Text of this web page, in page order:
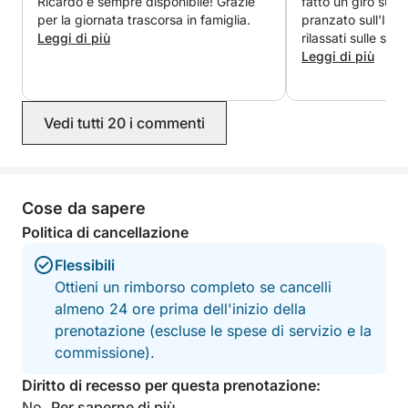
• Passaporto o altro documento ufficiale richiesto al
check-in;
• Cibo e bevande non inclusi nel prezzo;
Non accessibile alle persone in sedia a rotelle;
essere annullata in caso di maltempo;
DIVERTITI CON MAR-RENT
per la giornata trascorsa in famiglia.
Leggi di più
pranzato
rilassati sulle
abbiamo
Leggi di più
Vedi tutti 20 i commenti
Cose da sapere
Politica di cancellazione
Flessibili
Ottieni un rimborso completo se cancelli
almeno 24 ore prima dell'inizio della
prenotazione (escluse le spese di servizio e la
commissione).
Diritto di recesso per questa prenotazione: